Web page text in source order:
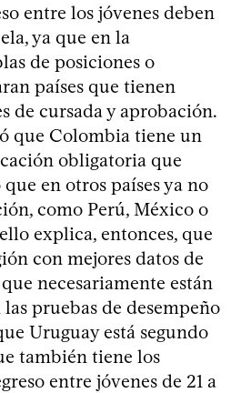
entre los jóvenes deben
ya que en la
de posiciones o
países que tienen
de cursada y aprobación.
que Colombia tiene un
obligatoria que
en otros países ya no
como Perú, México o
explica, entonces, que
con mejores datos de
necesariamente están
pruebas de desempeño
Uruguay está segundo
también tiene los
entre jóvenes de 21 a